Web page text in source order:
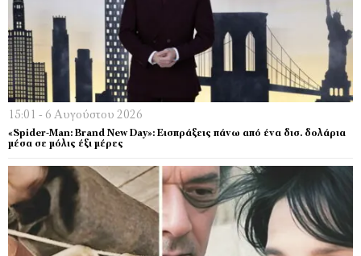
15:01 - 6 Αυγούστου 2026
«Spider-Man: Brand New Day»: Εισπράξεις πάνω από ένα δισ. δολάρια
μέσα σε μόλις έξι μέρες